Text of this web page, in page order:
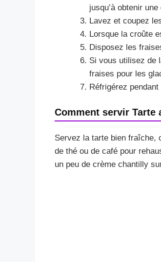
jusqu’à obtenir
Lavez et coupez
Lorsque la croûte
Disposez les
Si vous utilisez de
fraises pour les
Réfrigérez
Comment servir Tarte
Servez la tarte bien fraîche,
de thé ou de café pour
un peu de crème chantilly